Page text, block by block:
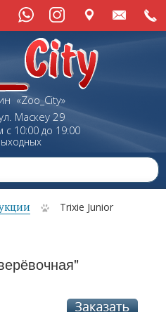
«Zoo_City»
Маскеу29
10:00 до 19:00
Trixie Junior